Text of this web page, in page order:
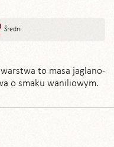
Średni
to masa jaglano-
o smaku waniliowym.